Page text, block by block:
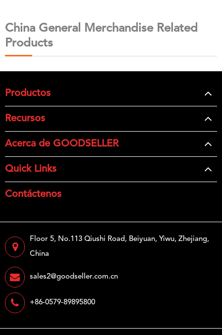
China General Merchandise Related
Products
Productos
Recursos
Acerca de GOODSELLER
Quick Links
Contáctenos
Floor 5, No.113 Qiushi Road, Beiyuan, Yiwu, Zhejiang,
China
sales2@goodseller.com.cn
+86-0579-89895800